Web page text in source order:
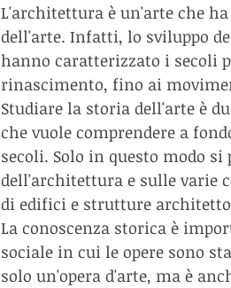
L'architettura è un'arte che
dell'arte. Infatti, lo sviluppo
hanno caratterizzato i secoli
rinascimento, fino ai
Studiare la storia dell'arte è
che vuole comprendere a
secoli. Solo in questo modo
dell'architettura e sulle varie
di edifici e strutture
La conoscenza storica è
sociale in cui le opere sono
solo un'opera d'arte, ma è